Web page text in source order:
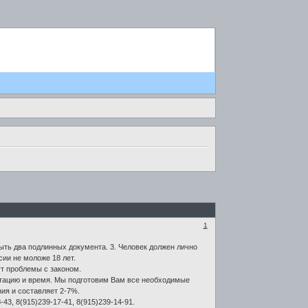
1
два подлинных документа. 3. Человек должен лично
не моложе 18 лет.
проблемы с законом.
и время. Мы подготовим Вам все необходимые
и составляет 2-7%.
8(915)239-17-41, 8(915)239-14-91.